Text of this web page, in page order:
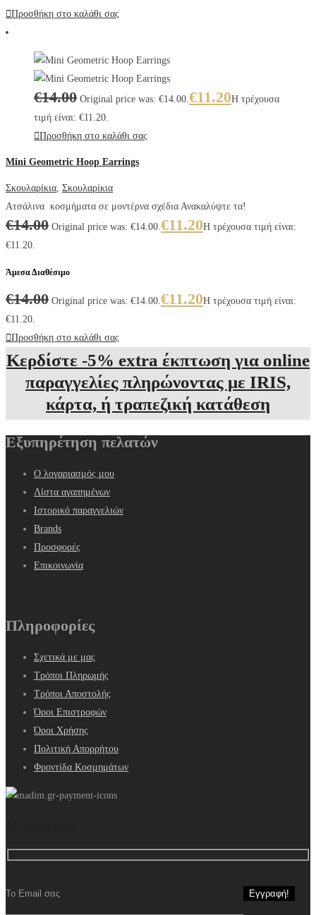
Προσθήκη στο καλάθι σας
€14.00 Original price was: €14.00.€11.20Η τρέχουσα
τιμή είναι: €11.20.
Προσθήκη στο καλάθι σας
Mini Geometric Hoop Earrings
Σκουλαρίκια, Σκουλαρίκια
Ατσάλινα κοσμήματα σε μοντέρνα σχέδια Ανακαλύψτε τα!
€14.00 Original price was: €14.00.€11.20Η τρέχουσα τιμή είναι:
€11.20.
Άμεσα Διαθέσιμο
€14.00 Original price was: €14.00.€11.20Η τρέχουσα τιμή είναι:
€11.20.
Προσθήκη στο καλάθι σας
Κερδίστε -5% extra έκπτωση για online
παραγγελίες πληρώνοντας με IRIS,
κάρτα, ή τραπεζική κατάθεση
Εξυπηρέτηση πελατών
Ο λογαριασμός μου
Λίστα αγαπημένων
Ιστορικό παραγγελιών
Brands
Προσφορές
Επικοινωνία
Πληροφορίες
Σχετικά με μας
Τρόποι Πληρωμής
Τρόποι Αποστολής
Όροι Επιστροφών
Όροι Χρήσης
Πολιτική Απορρήτου
Φροντίδα Κοσμημάτων